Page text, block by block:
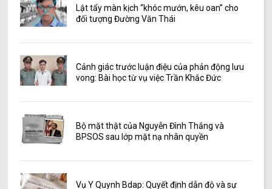
Lật tẩy màn kịch “khóc mướn, kêu oan” cho
đối tượng Đường Văn Thái
Cảnh giác trước luận điệu của phản động lưu
vong: Bài học từ vụ việc Trần Khắc Đức
Bộ mặt thật của Nguyễn Đình Thắng và
BPSOS sau lớp mặt nạ nhân quyền
Vụ Y Quynh Bdap: Quyết định dẫn độ và sự